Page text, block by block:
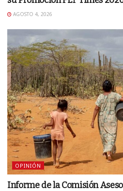
AGOSTO 4, 2026
OPINIÓN
Informe de la Comisión